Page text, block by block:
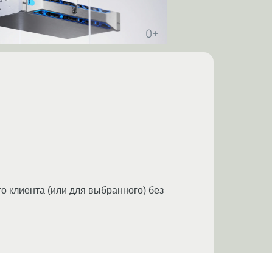
клиента (или для выбранного) без